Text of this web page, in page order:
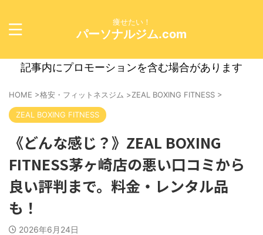
痩せたい！
パーソナルジム.com
記事内にプロモーションを含む場合があります
HOME >格安・フィットネスジム >ZEAL BOXING FITNESS >
ZEAL BOXING FITNESS
《どんな感じ？》ZEAL BOXING
FITNESS茅ヶ崎店の悪い口コミから
良い評判まで。料金・レンタル品
も！
2026年6月24日